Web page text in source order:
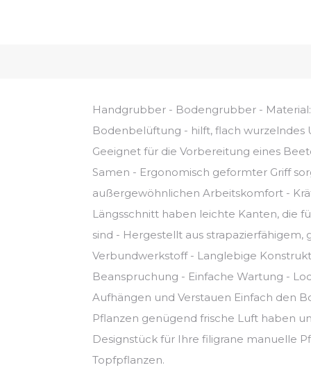
Handgrubber - Bodengrubber -
Bodenbelüftung - hilft, flach wurzelndes
Geeignet für die Vorbereitung eines
Samen - Ergonomisch geformter Griff
außergewöhnlichen Arbeitskomfort -
Längsschnitt haben leichte Kanten, die
sind - Hergestellt aus strapazierfähigem,
Verbundwerkstoff - Langlebige
Beanspruchung - Einfache Wartung -
Aufhängen und Verstauen Einfach den
Pflanzen genügend frische Luft haben
Designstück für Ihre filigrane manuelle
Topfpflanzen.